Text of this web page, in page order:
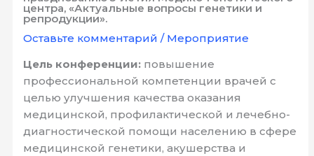
центра, «Актуальные вопросы генетики и
репродукции».
Оставьте комментарий / Мероприятие
Цель конференции: повышение
профессиональной компетенции врачей с
целью улучшения качества оказания
медицинской, профилактической и лечебно-
диагностической помощи населению в сфере
медицинской генетики, акушерства и